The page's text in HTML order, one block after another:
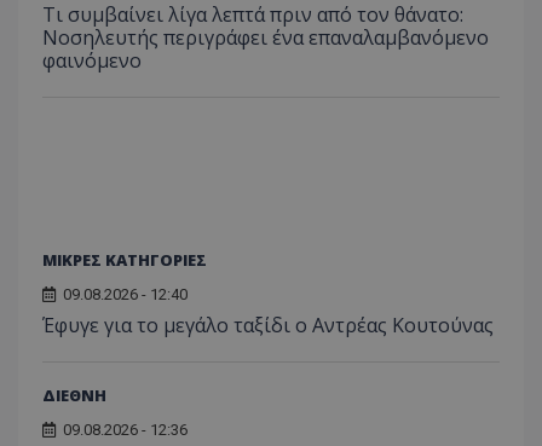
Τι συμβαίνει λίγα λεπτά πριν από τον θάνατο:
Νοσηλευτής περιγράφει ένα επαναλαμβανόμενο
φαινόμενο
ΜΙΚΡΕΣ ΚΑΤΗΓΟΡΙΕΣ
09.08.2026 - 12:40
Έφυγε για το μεγάλο ταξίδι ο Αντρέας Κουτούνας
ΔΙΕΘΝΗ
09.08.2026 - 12:36